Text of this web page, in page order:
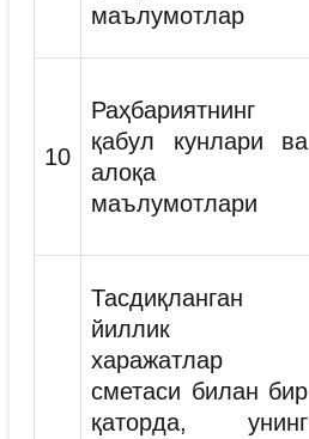
маълумотлар
10
Раҳбариятнинг
қабул кунлари ва
алоқа
маълумотлари
Тасдиқланган
йиллик
харажатлар
сметаси билан бир
қаторда, унинг